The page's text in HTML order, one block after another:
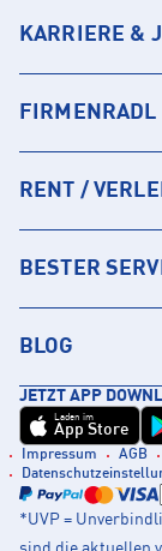
KARRIERE &
FIRMENRADL
RENT /
BESTER
BLOG
JETZT APP
Laden im
App Store
Impressum AGB
*UVP =